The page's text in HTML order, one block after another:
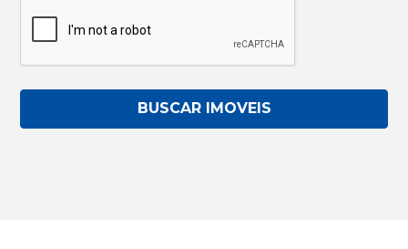
BUSCAR IMOVEIS